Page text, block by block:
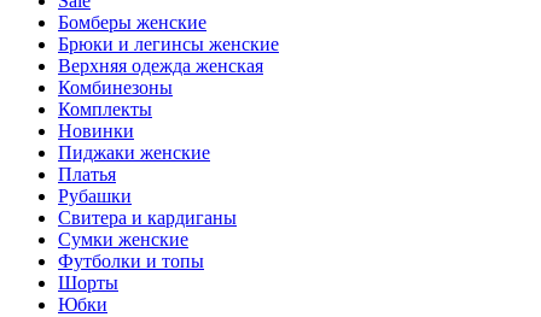
Бомберы женские
Брюки и легинсы женские
Верхняя одежда женская
Комбинезоны
Комплекты
Новинки
Пиджаки женские
Платья
Рубашки
Свитера и кардиганы
Сумки женские
Футболки и топы
Шорты
Юбки